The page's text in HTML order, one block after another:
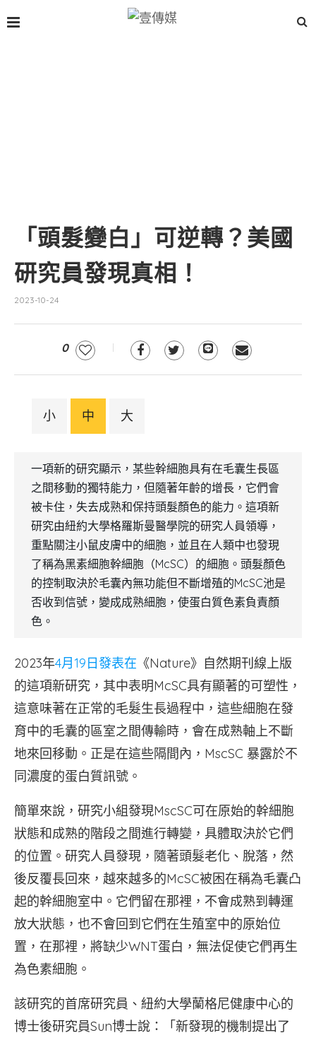
「頭髮變白」可逆轉？美國
研究員發現真相！
2023-10-24
0
小 中 大
一項新的研究顯示，某些幹細胞具有在毛囊生長區
之間移動的獨特能力，但隨著年齡的增長，它們會
被卡住，失去成熟和保持頭髮顏色的能力。這項新
研究由紐約大學格羅斯曼醫學院的研究人員領導，
重點關注小鼠皮膚中的細胞，並且在人類中也發現
了稱為黑素細胞幹細胞（McSC）的細胞。頭髮顏色
的控制取決於毛囊內無功能但不斷增殖的McSC池是
否收到信號，變成成熟細胞，使蛋白質色素負責顏
色。
2023年4月19日發表在 《Nature》自然期刊線上版
的這項新研究，其中表明McSC具有顯著的可塑性，
這意味著在正常的毛髮生長過程中，這些細胞在發
育中的毛囊的區室之間傳輸時，會在成熟軸上不斷
地來回移動。正是在這些隔間內，MscSC 暴露於不
同濃度的蛋白質訊號。
簡單來說，研究小組發現MscSC可在原始的幹細胞
狀態和成熟的階段之間進行轉變，具體取決於它們
的位置。研究人員發現，隨著頭髮老化、脫落，然
後反覆長回來，越來越多的McSC被困在稱為毛囊凸
起的幹細胞室中。它們留在那裡，不會成熟到轉運
放大狀態，也不會回到它們在生殖室中的原始位
置，在那裡，將缺少WNT蛋白，無法促使它們再生
為色素細胞。
該研究的首席研究員、紐約大學蘭格尼健康中心的
博士後研究員Sun博士說：「新發現的機制提出了